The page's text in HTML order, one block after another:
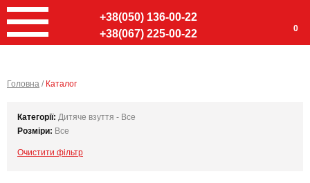
+38(050) 136-00-22
+38(067) 225-00-22
0
Головна / Каталог
Категорії: Дитяче взуття - Все
Розміри: Все
Очистити фільтр